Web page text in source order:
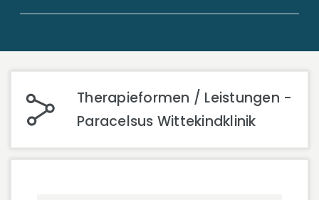
Therapieformen / Leistungen -
Paracelsus Wittekindklinik